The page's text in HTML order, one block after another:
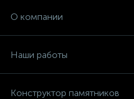
О компании
Наши работы
Конструктор памятников